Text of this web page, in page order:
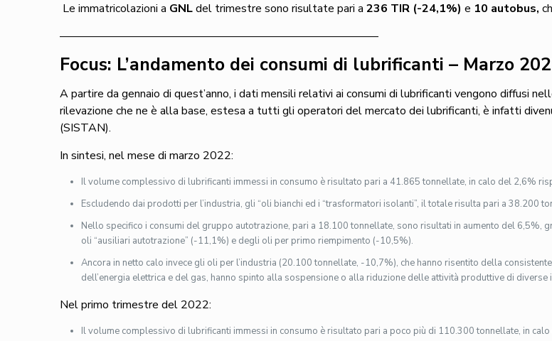
Le immatricolazioni a GNLdel trimestre sono risultate pari a 236 TIR (-24,1%) e 10 autobus,
————————————————————————————
Focus: L’andamento dei consumi di lubrificanti – Marzo
A partire da gennaio di quest’anno, i dati mensili relativi ai consumi di lubrificanti vengono diffusi
rilevazione che ne è alla base, estesa a tutti gli operatori del mercato dei lubrificanti, è infatti
(SISTAN).
In sintesi, nel mese di marzo 2022:
Il volume complessivo di lubrificanti immessi in consumo è risultato pari a 41.865 tonnellate, in calo del 2,6%
Escludendo dai prodotti per l’industria, gli “oli bianchi ed i “trasformatori isolanti”, il totale risulta pari a 38.200
Nello specifico i consumi del gruppo autotrazione, pari a 18.100 tonnellate, sono risultati in aumento del
oli “ausiliari autotrazione” (-11,1%) e degli oli per primo riempimento (-10,5%).
Ancora in netto calo invece gli oli per l’industria (20.100 tonnellate, -10,7%), che hanno risentito della
dell’energia elettrica e del gas, hanno spinto alla sospensione o alla riduzione delle attività produttive di diverse
Nel primo trimestre del 2022:
Il volume complessivo di lubrificanti immessi in consumo è risultato pari a poco più di 110.300 tonnellate, in